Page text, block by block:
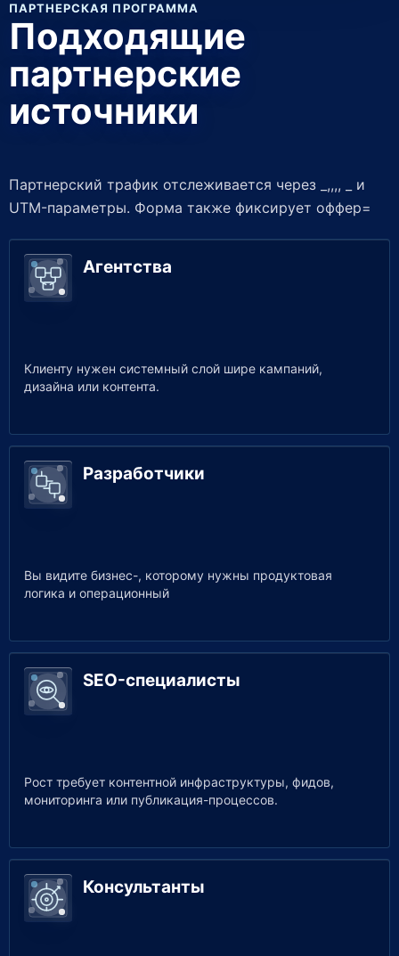
ПАРТНЕРСКАЯ ПРОГРАММА
Подходящие
партнерские
источники
Партнерский трафик отслеживается через _,,,, _ и
UTM-параметры. Форма также фиксирует оффер=
Агентства
Клиенту нужен системный слой шире кампаний,
дизайна или контента.
Разработчики
Вы видите бизнес-, которому нужны продуктовая
логика и операционный
SEO-специалисты
Рост требует контентной инфраструктуры, фидов,
мониторинга или публикация-процессов.
Консультанты